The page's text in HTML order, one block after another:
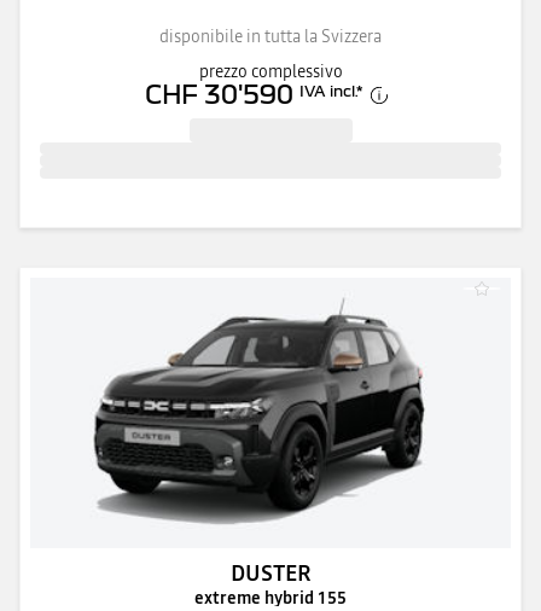
disponibile in tutta la Svizzera
prezzo complessivo
CHF 30'590 IVA incl.*
DUSTER
extreme hybrid 155